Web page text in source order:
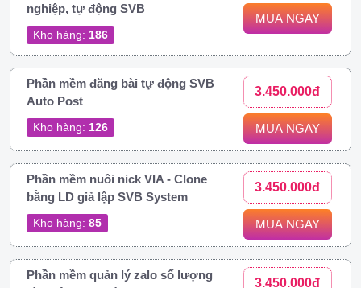
nghiệp, tự động SVB
Kho hàng: 186
MUA NGAY
Phần mềm đăng bài tự động SVB
Auto Post
Kho hàng: 126
3.450.000đ
MUA NGAY
Phần mềm nuôi nick VIA - Clone
bằng LD giả lập SVB System
Kho hàng: 85
3.450.000đ
MUA NGAY
Phần mềm quản lý zalo số lượng
3.450.000đ